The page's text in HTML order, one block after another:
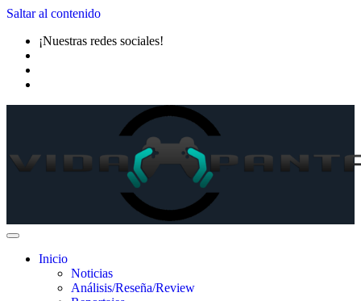
Saltar al contenido
¡Nuestras redes sociales!
Inicio
Noticias
Análisis/Reseña/Review